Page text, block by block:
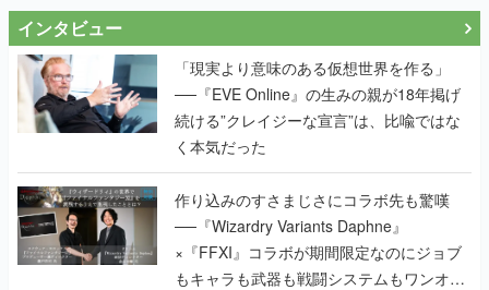
インタビュー
「現実より意味のある仮想世界を作る」
──『EVE Online』の生みの親が18年掲げ
続ける”クレイジーな宣言”は、比喩ではな
く本気だった
作り込みのすさまじさにコラボ先も驚嘆
──『Wizardry Variants Daphne』
×『FFXI』コラボが期間限定なのにジョブ
もキャラも武器も戦闘システムもワンオフ